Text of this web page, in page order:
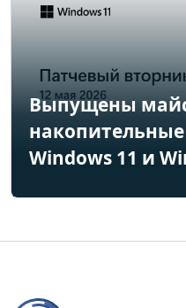
Выпущены
Windows 11 и